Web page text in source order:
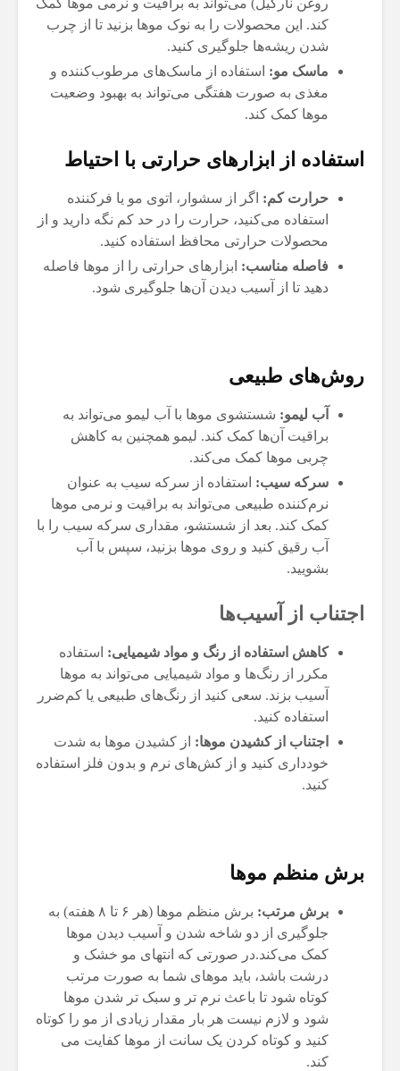
روغن نارگیل) می‌تواند به براقیت و نرمی موها کمک
کند. این محصولات را به نوک موها بزنید تا از چرب
شدن ریشه‌ها جلوگیری کنید.
ماسک مو: استفاده از ماسک‌های مرطوب‌کننده و
مغذی به صورت هفتگی می‌تواند به بهبود وضعیت
موها کمک کند.
استفاده از ابزارهای حرارتی با احتیاط
حرارت کم: اگر از سشوار، اتوی مو یا فرکننده
استفاده می‌کنید، حرارت را در حد کم نگه دارید و از
محصولات حرارتی محافظ استفاده کنید.
فاصله مناسب: ابزارهای حرارتی را از موها فاصله
دهید تا از آسیب دیدن آن‌ها جلوگیری شود.
روش‌های طبیعی
آب لیمو: شستشوی موها با آب لیمو می‌تواند به
براقیت آن‌ها کمک کند. لیمو همچنین به کاهش
چربی موها کمک می‌کند.
سرکه سیب: استفاده از سرکه سیب به عنوان
نرم‌کننده طبیعی می‌تواند به براقیت و نرمی موها
کمک کند. بعد از شستشو، مقداری سرکه سیب را با
آب رقیق کنید و روی موها بزنید، سپس با آب
بشویید.
اجتناب از آسیب‌ها
کاهش استفاده از رنگ و مواد شیمیایی: استفاده
مکرر از رنگ‌ها و مواد شیمیایی می‌تواند به موها
آسیب بزند. سعی کنید از رنگ‌های طبیعی یا کم‌ضرر
استفاده کنید.
اجتناب از کشیدن موها: از کشیدن موها به شدت
خودداری کنید و از کش‌های نرم و بدون فلز استفاده
کنید.
برش منظم موها
برش مرتب:
برش منظم موها (هر ۶ تا ۸ هفته) به
جلوگیری از دو شاخه شدن و آسیب دیدن موها
کمک می‌کند.در صورتی که انتهای مو خشک و
درشت باشد، باید موهای شما به صورت مرتب
کوتاه شود تا باعث نرم تر و سبک تر شدن موها
شود و لازم نیست هر بار مقدار زیادی از مو را کوتاه
کنید و کوتاه کردن یک سانت از موها کفایت می
کند.